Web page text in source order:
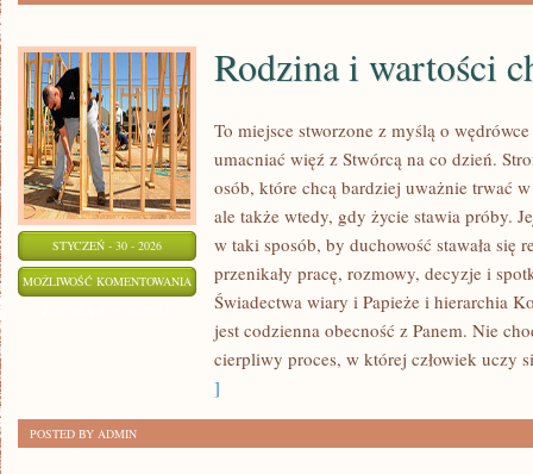
STYCZEŃ - 30 - 2026
MOŻLIWOŚĆ KOMENTOWANIA RODZINA
WARTOŚCI
CHRZEŚCIJAŃSKIE
Rodzina i wartości
To miejsce stworzone z myślą o
umacniać więź z Stwórcą na co dzień.
osób, które chcą bardziej uważnie trwać
ale także wtedy, gdy życie stawia próby.
w taki sposób, by duchowość stawała się
przenikały pracę, rozmowy, decyzje i
Świadectwa wiary i Papieże i hierarchia
jest codzienna obecność z Panem. Nie
cierpliwy proces, w której człowiek uczy
]
POSTED BY ADMIN